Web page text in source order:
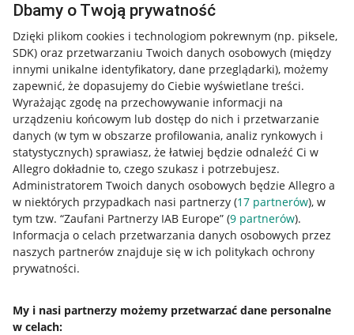
Dbamy o Twoją prywatność
Dzięki plikom cookies i technologiom pokrewnym (np. piksele,
SDK) oraz przetwarzaniu Twoich danych osobowych (między
innymi unikalne identyfikatory, dane przeglądarki), możemy
zapewnić, że dopasujemy do Ciebie wyświetlane treści.
Wyrażając zgodę na przechowywanie informacji na
urządzeniu końcowym lub dostęp do nich i przetwarzanie
danych (w tym w obszarze profilowania, analiz rynkowych i
statystycznych) sprawiasz, że łatwiej będzie odnaleźć Ci w
Allegro dokładnie to, czego szukasz i potrzebujesz.
Administratorem Twoich danych osobowych będzie Allegro a
w niektórych przypadkach nasi partnerzy (17 partnerów), w
tym tzw. “Zaufani Partnerzy IAB Europe” (9 partnerów).
Informacja o celach przetwarzania danych osobowych przez
naszych partnerów znajduje się w ich politykach ochrony
prywatności.
My i nasi partnerzy możemy przetwarzać dane personalne
w celach:
Przydatne informacje
Jak to działa
Allegro Gadane dla sprzedających